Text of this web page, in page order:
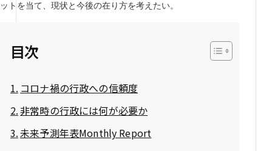
ットを当て、現状と今後の在り方を考えたい。
目次
コロナ禍の行政への信頼度
非常時の行政には何が必要か
未来予測年表Monthly Report